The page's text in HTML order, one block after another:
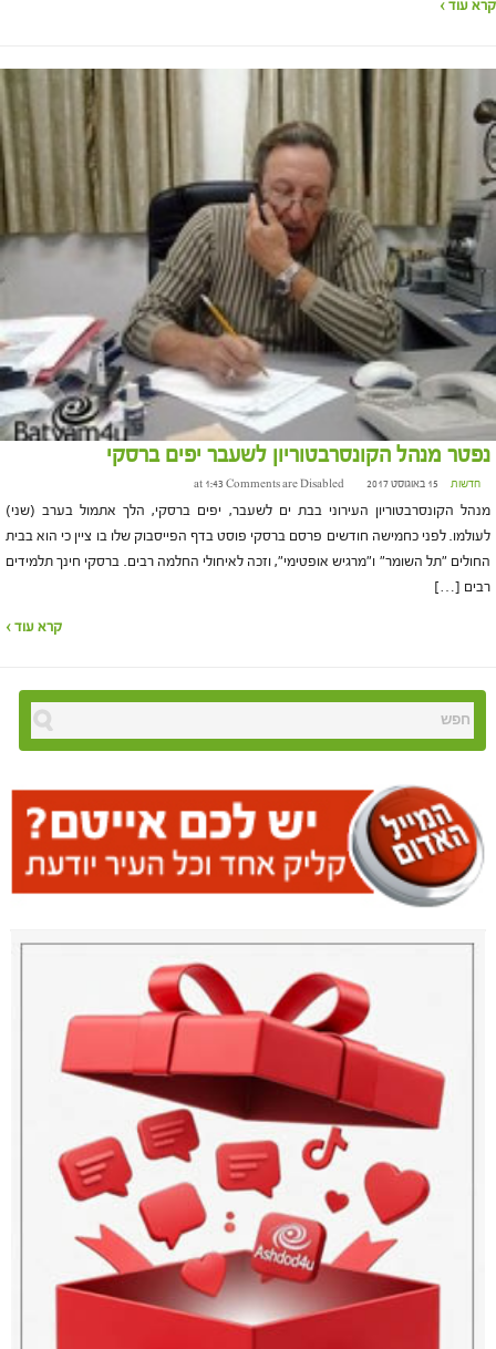
קרא עוד ›
נפטר מנהל הקונסרבטוריון לשעבר יפים ברסקי
חדשות 15 באוגוסט 2017 at 1:43 Comments are Disabled
מנהל הקונסרבטוריון העירוני בבת ים לשעבר, יפים ברסקי, הלך אתמול בערב (שני)
לעולמו. לפני כחמישה חודשים פרסם ברסקי פוסט בדף הפייסבוק שלו בו ציין כי הוא בבית
החולים "תל השומר" ו"מרגיש אופטימי", וזכה לאיחולי החלמה רבים. ברסקי חינך תלמידים
רבים […]
קרא עוד ›